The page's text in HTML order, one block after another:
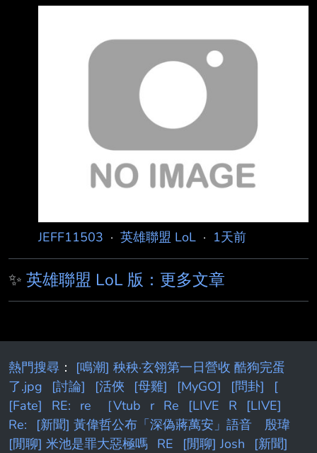
壓了DK。 ——很難說是誰carry了，五個人輪流
很OP ——Faker哥也打得很好。 ——DK收到月
薪了？ ——回覆：拿到了EWC獎金吧。 ——T1
把全部身價都投進去當空海力士了吧 ——Peyz
呀，哥哥們都打起精神來，我們去拿MSI、EWC
冠軍吧！ ——你們到底是誰？ ——下週才三伏
天誒？DK像三伏天裡挨打的雞 ——狀態真的起
JEFF11503 · 英雄聯盟 LoL · 1天前
✨ 英雄聯盟 LoL 版：更多文章
熱門搜尋 ： [鳴潮] 秧秧·玄翎第一日營收 酷狗完蛋
了.jpg
[討論] [活俠 [母雞] [MyGO] [問卦]
[
[Fate]
RE: re ［Vtub r Re [LIVE R
[LIVE]
Re:
[新聞] 黃偉哲公布「深偽蔣萬安」語音 殷瑋
[閒聊] 米池是罪大惡極嗎 RE [閒聊] Josh
[新聞]